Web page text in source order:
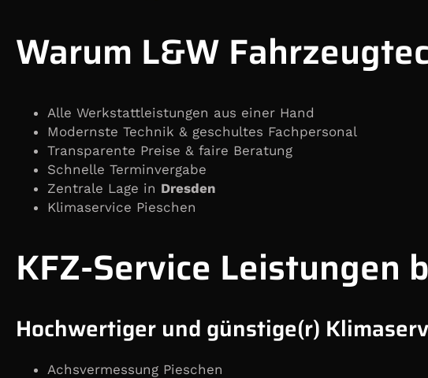
Warum L&W
Alle Werkstattleistungen aus einer Hand
Modernste Technik & geschultes Fachpersonal
Transparente Preise & faire Beratung
Schnelle Terminvergabe
Zentrale Lage in Dresden
Klimaservice Pieschen
KFZ-Service Leistungen
Hochwertiger und günstige(r)
Achsvermessung Pieschen